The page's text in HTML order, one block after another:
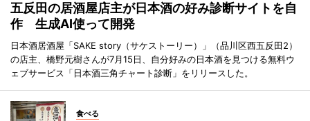
五反田の居酒屋店主が日本酒の好み診断サイトを自
作 生成AI使って開発
日本酒居酒屋「SAKE story（サケストーリー）」（品川区西五反田2）
の店主、橋野元樹さんが7月15日、自分好みの日本酒を見つける無料ウ
ェブサービス「日本酒三角チャート診断」をリリースした。
食べる